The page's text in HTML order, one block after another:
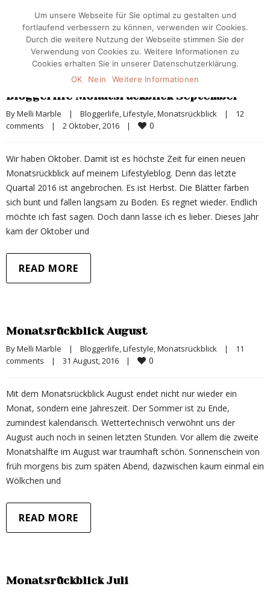
Bloggerlife Monatsrückblick September
By Melli Marble | Bloggerlife, Lifestyle, Monatsrückblick |
12
comments
| 2 Oktober, 2016 | 0
Wir haben Oktober. Damit ist es höchste Zeit für einen neuen
Monatsrückblick auf meinem Lifestyleblog. Denn das letzte
Quartal 2016 ist angebrochen. Es ist Herbst. Die Blätter färben
sich bunt und fallen langsam zu Boden. Es regnet wieder. Endlich
möchte ich fast sagen. Doch dann lasse ich es lieber. Dieses Jahr
kam der Oktober und
READ MORE
Monatsrückblick August
By Melli Marble | Bloggerlife, Lifestyle, Monatsrückblick |
11
comments
| 31 August, 2016 | 0
Mit dem Monatsrückblick August endet nicht nur wieder ein
Monat, sondern eine Jahreszeit. Der Sommer ist zu Ende,
zumindest kalendarisch. Wettertechnisch verwöhnt uns der
August auch noch in seinen letzten Stunden. Vor allem die zweite
Monatshälfte im August war traumhaft schön. Sonnenschein von
früh morgens bis zum späten Abend, dazwischen kaum einmal ein
Wölkchen und
READ MORE
Monatsrückblick Juli
Um unsere Webseite für Sie optimal zu gestalten und
fortlaufend verbessern zu können, verwenden wir Cookies.
Durch die weitere Nutzung der Webseite stimmen Sie der
Verwendung von Cookies zu. Weitere Informationen zu
Cookies erhalten Sie in unserer Datenschutzerklärung.
OK
Nein Weitere Informationen